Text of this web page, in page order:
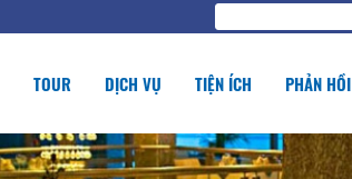
TOUR DỊCH VỤ TIỆN ÍCH PHẢN HỒI